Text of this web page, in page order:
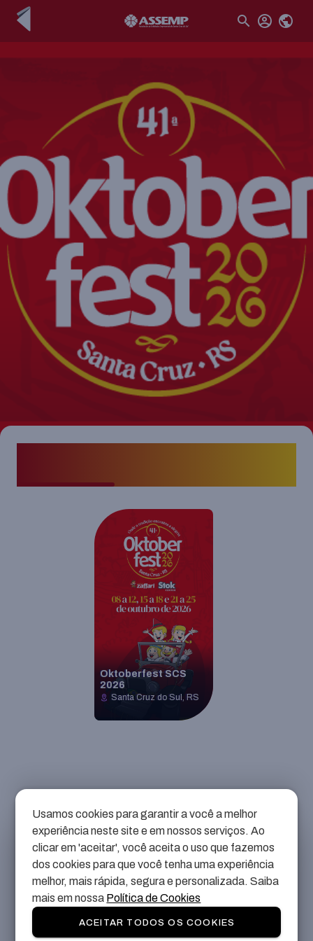
Oktoberfest SCS
2026
Santa Cruz do Sul, RS
Conta e Suporte
Minha Conta
Perguntas Frequentes
Contato
Termos de Compra
Termos de Reembolso
Política de Cookies
Política de Privacidade
Usamos cookies para garantir a você a melhor
experiência neste site e em nossos serviços. Ao
clicar em 'aceitar', você aceita o uso que fazemos
dos cookies para que você tenha uma experiência
melhor, mais rápida, segura e personalizada. Saiba
mais em nossa Política de Cookies
ACEITAR TODOS OS COOKIES